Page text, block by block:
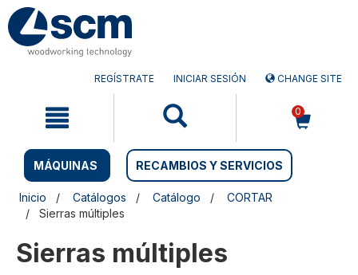
Saltar
contenido
Saltar
menú
REGÍSTRATE INICIAR SESIÓN CHANGE SITE
0
MÁQUINAS RECAMBIOS Y SERVICIOS
Inicio Catálogos Catálogo
CORTAR
Sierras múltiples
Sierras múltiples